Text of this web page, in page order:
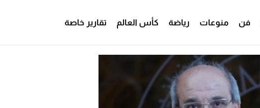
فن منوعات رياضة كأس العالم تقارير خاصة